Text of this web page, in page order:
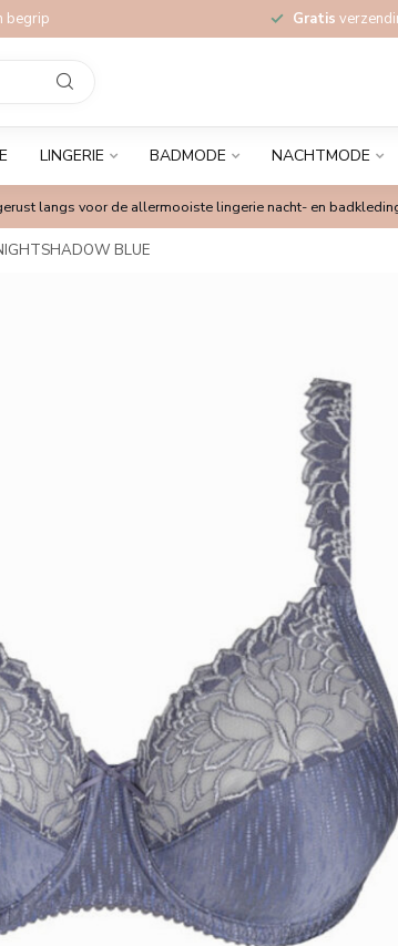
begrip Gratis
LINGERIE BADMODE NACHTMODE
langs voor de allermooiste lingerie nacht- en
BLUE